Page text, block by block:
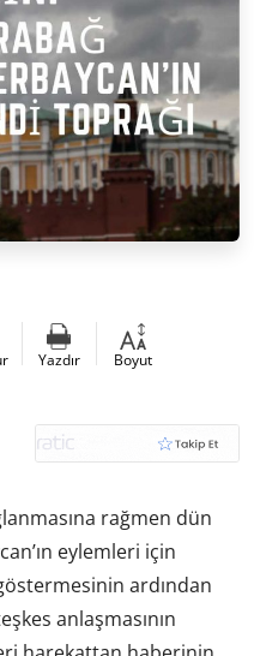
Yazdır Boyut
rağmen dün
eylemleri için
ardından
anlaşmasının